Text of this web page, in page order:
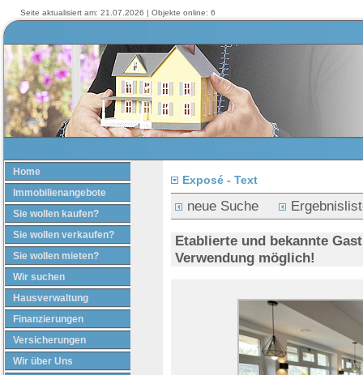
Seite aktualisiert am: 21.07.2026 | Objekte online: 6
Home
Immobilienangebote
Sie wollen kaufen?
Sie wollen verkaufen?
Sie wollen mieten?
Wir suchen
Hausverwaltung
Finanzierungen
Versicherungen
Wir über Uns
Exposé - Text
neue Suche
Etablierte und bekannte
Verwendung möglich!